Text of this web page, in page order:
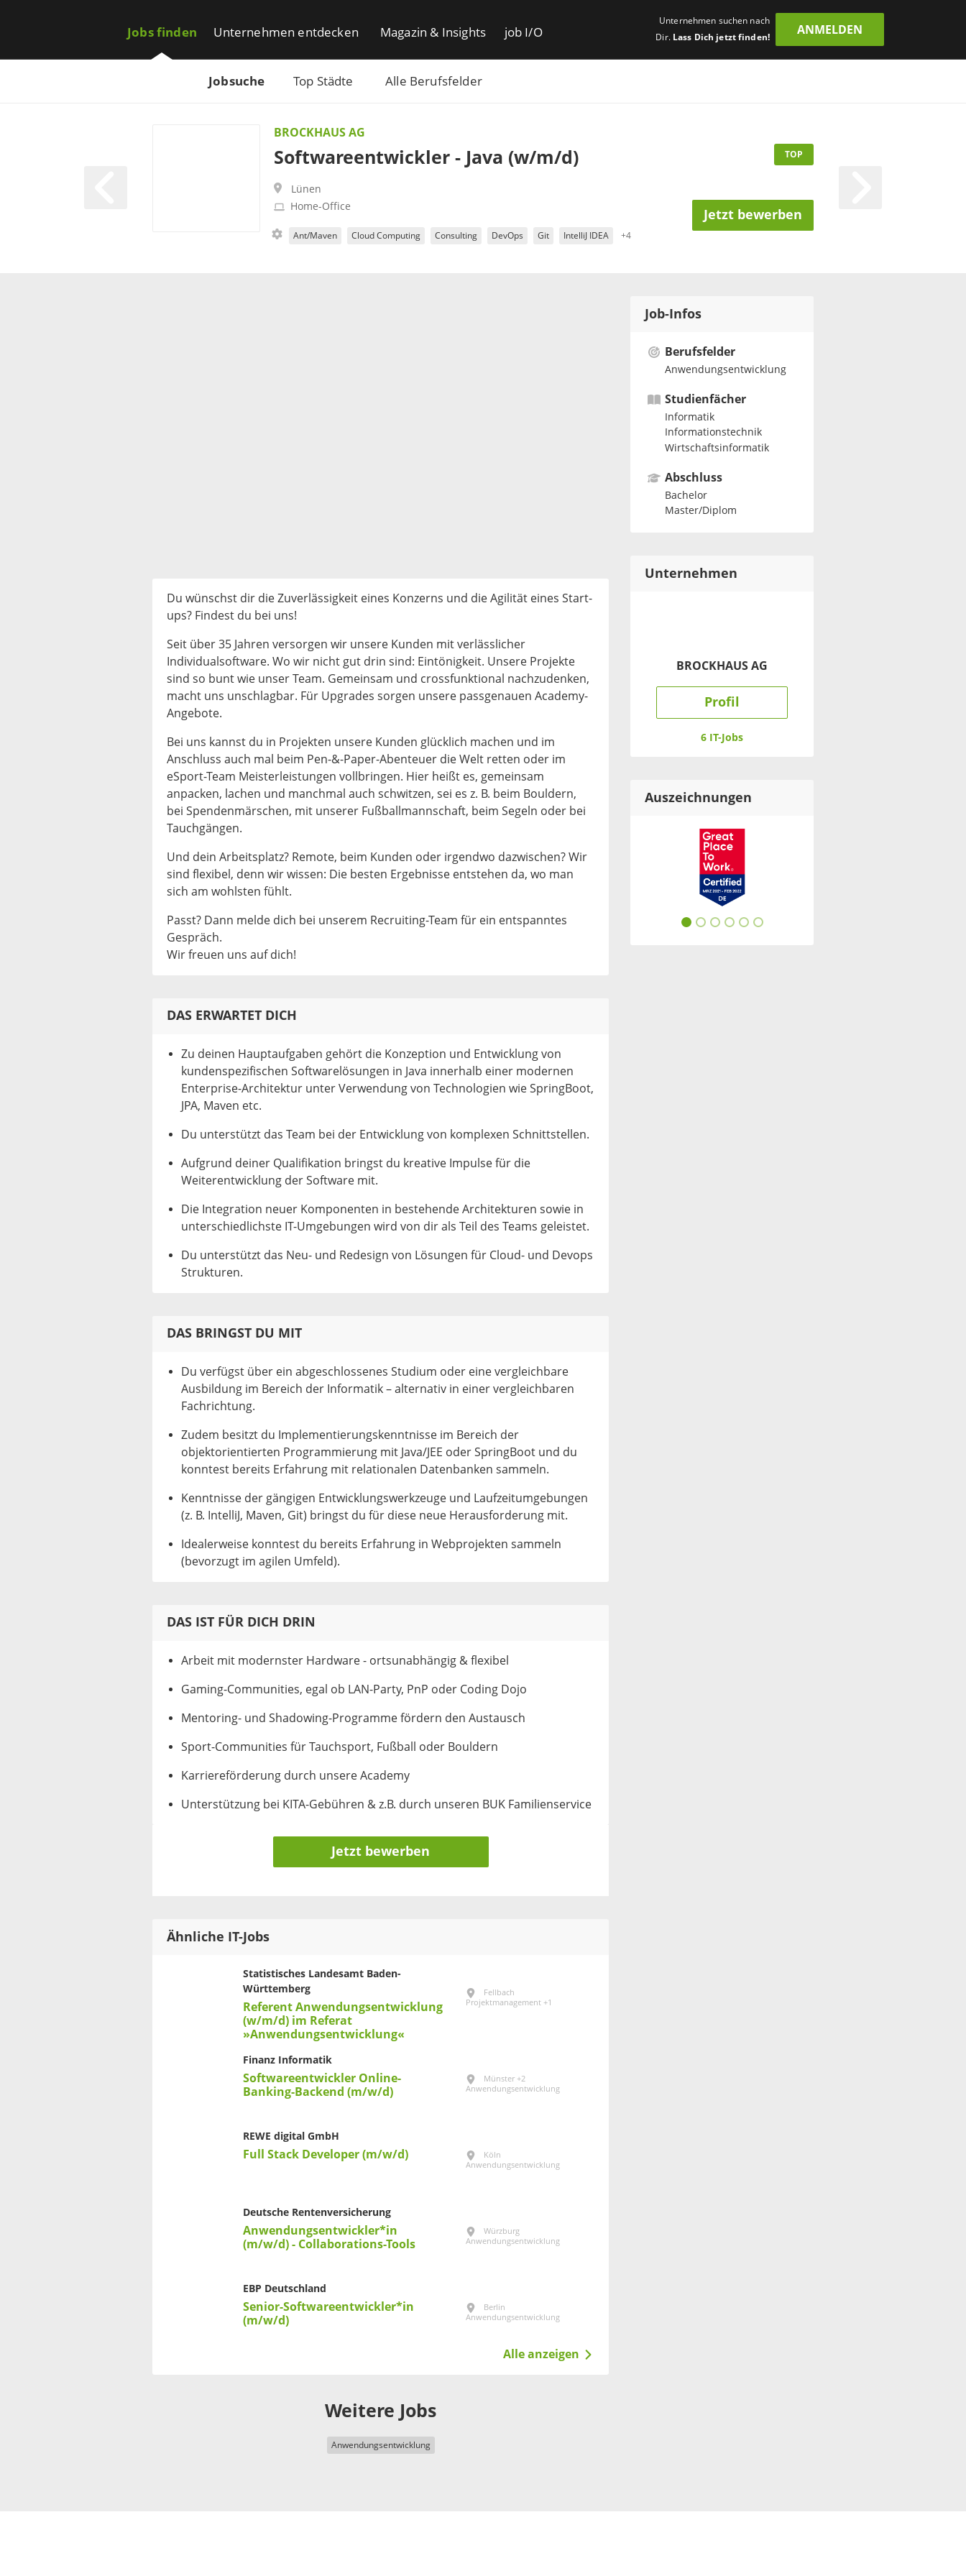
Jobs finden
Jobsuche Top Städte Alle Berufsfelder
Unternehmen entdecken Magazin & Insights job I/O
Unternehmen suchen nach
Dir. Lass Dich jetzt finden!
ANMELDEN
BROCKHAUS AG
Softwareentwickler - Java (w/m/d)
Lünen
Home-Office
Ant/Maven Cloud Computing Consulting DevOps Git IntelliJ IDEA +4
TOP
Jetzt bewerben
Du wünschst dir die Zuverlässigkeit eines Konzerns und die Agilität eines Start-
ups? Findest du bei uns!
Seit über 35 Jahren versorgen wir unsere Kunden mit verlässlicher
Individualsoftware. Wo wir nicht gut drin sind: Eintönigkeit. Unsere Projekte
sind so bunt wie unser Team. Gemeinsam und crossfunktional nachzudenken,
macht uns unschlagbar. Für Upgrades sorgen unsere passgenauen Academy-
Angebote.
Bei uns kannst du in Projekten unsere Kunden glücklich machen und im
Anschluss auch mal beim Pen-&-Paper-Abenteuer die Welt retten oder im
eSport-Team Meisterleistungen vollbringen. Hier heißt es, gemeinsam
anpacken, lachen und manchmal auch schwitzen, sei es z. B. beim Bouldern,
bei Spendenmärschen, mit unserer Fußballmannschaft, beim Segeln oder bei
Tauchgängen.
Und dein Arbeitsplatz? Remote, beim Kunden oder irgendwo dazwischen? Wir
sind flexibel, denn wir wissen: Die besten Ergebnisse entstehen da, wo man
sich am wohlsten fühlt.
Passt? Dann melde dich bei unserem Recruiting-Team für ein entspanntes
Gespräch.
Wir freuen uns auf dich!
DAS ERWARTET DICH
Zu deinen Hauptaufgaben gehört die Konzeption und Entwicklung von
kundenspezifischen Softwarelösungen in Java innerhalb einer modernen
Enterprise-Architektur unter Verwendung von Technologien wie SpringBoot,
JPA, Maven etc.
Du unterstützt das Team bei der Entwicklung von komplexen Schnittstellen.
Aufgrund deiner Qualifikation bringst du kreative Impulse für die
Weiterentwicklung der Software mit.
Die Integration neuer Komponenten in bestehende Architekturen sowie in
unterschiedlichste IT-Umgebungen wird von dir als Teil des Teams geleistet.
Du unterstützt das Neu- und Redesign von Lösungen für Cloud- und Devops
Strukturen.
DAS BRINGST DU MIT
Du verfügst über ein abgeschlossenes Studium oder eine vergleichbare
Ausbildung im Bereich der Informatik – alternativ in einer vergleichbaren
Fachrichtung.
Zudem besitzt du Implementierungskenntnisse im Bereich der
objektorientierten Programmierung mit Java/JEE oder SpringBoot und du
konntest bereits Erfahrung mit relationalen Datenbanken sammeln.
Kenntnisse der gängigen Entwicklungswerkzeuge und Laufzeitumgebungen
(z. B. IntelliJ, Maven, Git) bringst du für diese neue Herausforderung mit.
Idealerweise konntest du bereits Erfahrung in Webprojekten sammeln
(bevorzugt im agilen Umfeld).
DAS IST FÜR DICH DRIN
Arbeit mit modernster Hardware - ortsunabhängig & flexibel
Gaming-Communities, egal ob LAN-Party, PnP oder Coding Dojo
Mentoring- und Shadowing-Programme fördern den Austausch
Sport-Communities für Tauchsport, Fußball oder Bouldern
Karriereförderung durch unsere Academy
Unterstützung bei KITA-Gebühren & z.B. durch unseren BUK Familienservice
Jetzt bewerben
Job-Infos
Berufsfelder
Anwendungsentwicklung
Studienfächer
Informatik
Informationstechnik
Wirtschaftsinformatik
Abschluss
Bachelor
Master/Diplom
Unternehmen
BROCKHAUS AG
Profil
6 IT-Jobs
Auszeichnungen
Ähnliche IT-Jobs
Statistisches Landesamt Baden-
Württemberg
Referent Anwendungsentwicklung
(w/m/d) im Referat
»Anwendungsentwicklung«
Fellbach
Projektmanagement +1
Finanz Informatik
Softwareentwickler Online-
Banking-Backend (m/w/d)
Münster +2
Anwendungsentwicklung
REWE digital GmbH
Full Stack Developer (m/w/d)
Köln
Anwendungsentwicklung
Deutsche Rentenversicherung
Anwendungsentwickler*in
(m/w/d) - Collaborations-Tools
Würzburg
Anwendungsentwicklung
EBP Deutschland
Senior-Softwareentwickler*in
(m/w/d)
Berlin
Anwendungsentwicklung
Alle anzeigen
Weitere Jobs
Anwendungsentwicklung